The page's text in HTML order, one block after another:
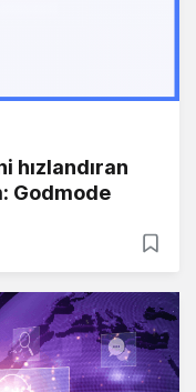
hızlandıran
Godmode